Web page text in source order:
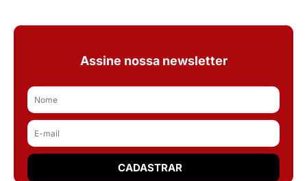
Assine nossa newsletter